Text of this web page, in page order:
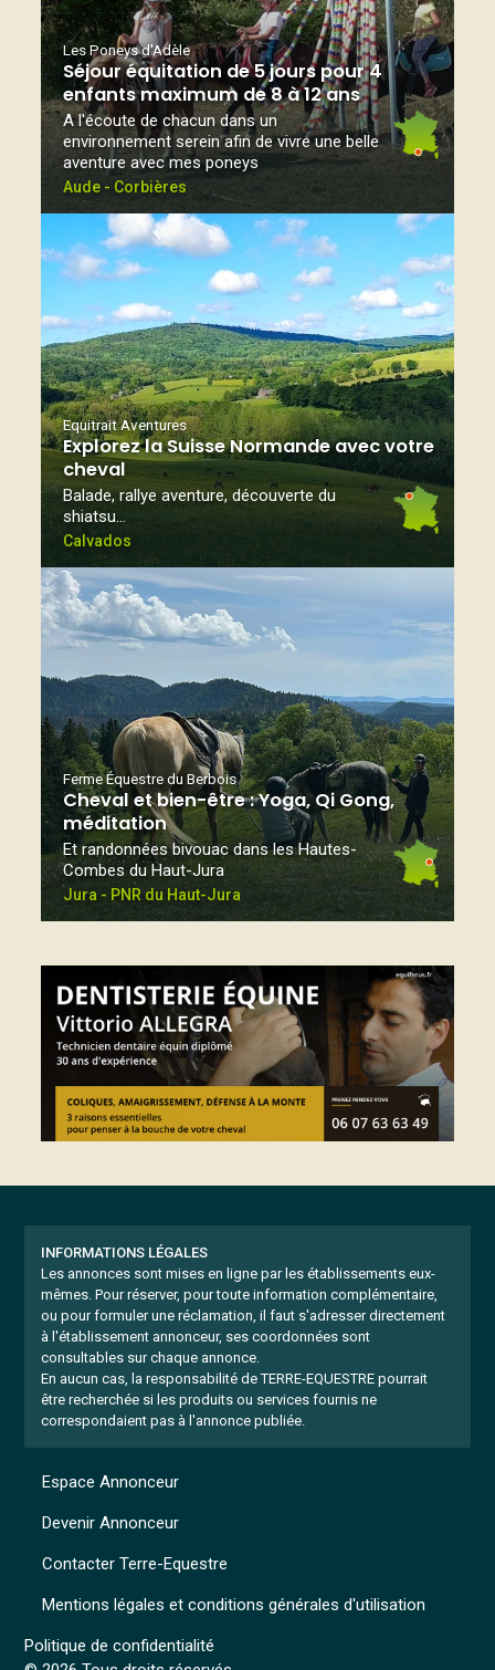
Les Poneys d'Adèle
Séjour équitation de 5 jours pour 4
enfants maximum de 8 à 12 ans
A l'écoute de chacun dans un
environnement serein afin de vivre une belle
aventure avec mes poneys
Aude - Corbières
Equitrait Aventures
Explorez la Suisse Normande avec votre
cheval
Balade, rallye aventure, découverte du
shiatsu…
Calvados
Ferme Équestre du Berbois
Cheval et bien-être : Yoga, Qi Gong,
méditation
Et randonnées bivouac dans les Hautes-
Combes du Haut-Jura
Jura - PNR du Haut-Jura
INFORMATIONS LÉGALES
Les annonces sont mises en ligne par les établissements eux-
mêmes. Pour réserver, pour toute information complémentaire,
ou pour formuler une réclamation, il faut s'adresser directement
à l'établissement annonceur, ses coordonnées sont
consultables sur chaque annonce.
En aucun cas, la responsabilité de TERRE-EQUESTRE pourrait
être recherchée si les produits ou services fournis ne
correspondaient pas à l'annonce publiée.
Mentions légales et conditions générales d'utilisation
Politique de confidentialité
Espace Annonceur
Devenir Annonceur
Contacter Terre-Equestre